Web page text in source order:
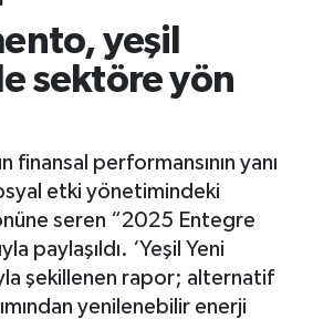
yeşil
sektöre yön
finansal performansının yanı
etki yönetimindeki
seren “2025 Entegre
paylaşıldı. ‘Yeşil Yeni
şekillenen rapor; alternatif
yenilenebilir enerji